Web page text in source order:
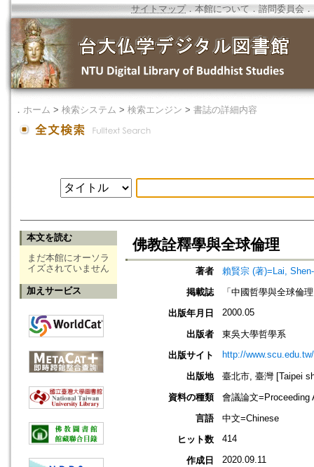
サイトマップ．本館について ． 諮問委員会 ．
． ホーム > 検索システム > 検索エンジン > 書誌の詳細内容
本文を読む
まだ本館にオーソラ
イズされていません
加えサービス
佛教詮釋學與全球倫理
著者
賴賢宗 (著)=Lai,
掲載誌
「中國哲學與全球倫
出版年月日
2000.05
出版者
東吳大學哲學系
出版サイト
http://
出版地
臺北市, 臺灣 [Taipei
資料の種類
會議論文=Proceeding
言語
中文=Chinese
ヒット数
414
作成日 2020.09.11